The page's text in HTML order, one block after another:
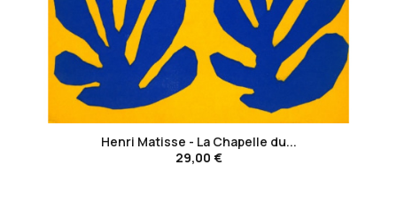
favorite_border
Henri Matisse - La Chapelle du...
29,00 €